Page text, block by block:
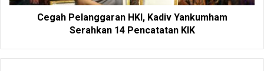
Cegah Pelanggaran HKI, Kadiv Yankumham
Serahkan 14 Pencatatan KIK